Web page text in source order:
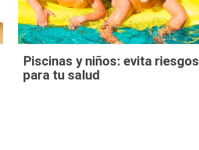
Piscinas y niños: evita riesgos
para tu salud